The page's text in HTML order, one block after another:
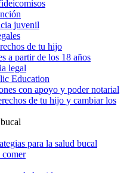
juvenil
de tu hijo
a partir de los 18 años
legal
Education
con apoyo y poder notarial
de tu hijo y cambiar los
para la salud bucal
comer